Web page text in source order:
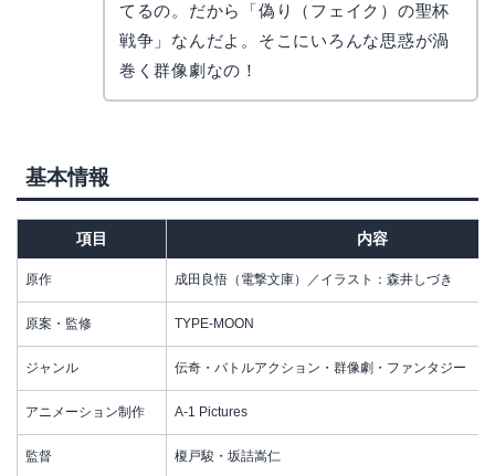
てるの。だから「偽り（フェイク）の聖杯
戦争」なんだよ。そこにいろんな思惑が渦
巻く群像劇なの！
基本情報
項目 内容
原作 成田良悟（電撃文庫）／イラスト：森井しづき
原案・監修 TYPE-MOON
ジャンル 伝奇・バトルアクション・群像劇・ファンタジー
アニメーション制作 A-1 Pictures
監督 榎戸駿・坂詰嵩仁